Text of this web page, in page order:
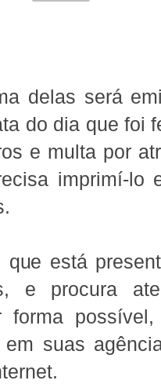
delas será
do dia que foi
e multa por
imprimí-lo
está
e procura
forma
suas